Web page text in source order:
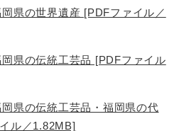
岡県の世界遺産 [PDFファイル／
岡県の伝統工芸品 [PDFファイル
岡県の伝統工芸品・福岡県の代
ル／1.82MB]